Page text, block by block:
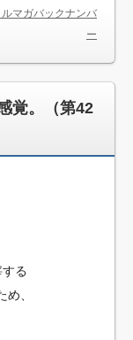
ルマガバックナンバ
ー
覚。（第42
る
、